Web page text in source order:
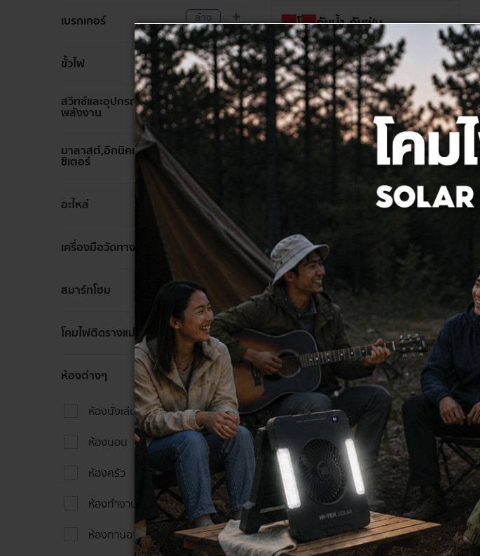
เบรกเกอร์ ล้าง
ขั้วไฟ ล้าง
สวิทซ์และอุปกรณ์ประหยัด
พลังงาน
ล้าง
บาลาสต์,อิกนิคเตอร์,คาปา
ซิเตอร์
อะไหล่ ล้าง
เครื่องมือวัดทางไฟฟ้า
สมาร์ทโฮม ล้าง
โคมไฟติดรางแม่เหล็ก ล้าง
ห้องต่างๆ ล้าง
ห้องนั่งเล่น
ห้องนอน
ห้องครัว
ห้องทำงาน
ห้องทานอาหาร
HI-TEK ชุดโคมกันน้ำกันฝุ่นสำหรับหลอ
ด T8 พร้อมหลอดT8 10W และ 20W แส
งขาว
440 - 690 ฿